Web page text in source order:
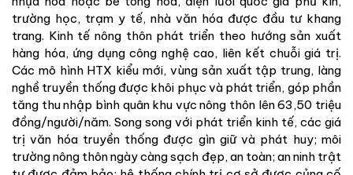
trường học, trạm y tế, nhà văn hóa được đầu tư khang
trang. Kinh tế nông thôn phát triển theo hướng sản xuất
hàng hóa, ứng dụng công nghệ cao, liên kết chuỗi giá trị.
Các mô hình HTX kiểu mới, vùng sản xuất tập trung, làng
nghề truyền thống được khôi phục và phát triển, góp phần
tăng thu nhập bình quân khu vực nông thôn lên 63,50 triệu
đồng/người/năm. Song song với phát triển kinh tế, các giá
trị văn hóa truyền thống được gìn giữ và phát huy; môi
trường nông thôn ngày càng sạch đẹp, an toàn; an ninh trật